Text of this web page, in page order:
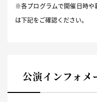
※各プログラムで開催日時や
は下記をご確認ください。
公演インフォメ